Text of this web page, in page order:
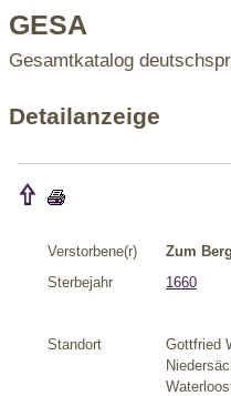
GESA
Gesamtkatalog
Detailanzeige
Verstorbene(r)
Zum
Sterbejahr
1660
Standort
Gottfried